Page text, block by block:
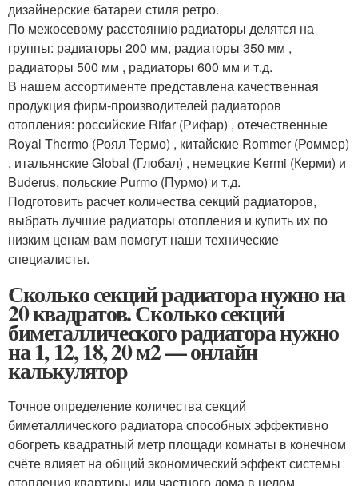
дизайнерские батареи стиля ретро.
По межосевому расстоянию радиаторы делятся на
группы: радиаторы 200 мм, радиаторы 350 мм ,
радиаторы 500 мм , радиаторы 600 мм и т.д.
В нашем ассортименте представлена качественная
продукция фирм-производителей радиаторов
отопления: российские Rifar (Рифар) , отечественные
Royal Thermo (Роял Термо) , китайские Rommer (Роммер)
, итальянские Global (Глобал) , немецкие Kermi (Керми) и
Buderus, польские Purmo (Пурмо) и т.д.
Подготовить расчет количества секций радиаторов,
выбрать лучшие радиаторы отопления и купить их по
низким ценам вам помогут наши технические
специалисты.
Сколько секций радиатора нужно на
20 квадратов. Сколько секций
биметаллического радиатора нужно
на 1, 12, 18, 20 м2 — онлайн
калькулятор
Точное определение количества секций
биметаллического радиатора способных эффективно
обогреть квадратный метр площади комнаты в конечном
счёте влияет на общий экономический эффект системы
отопления квартиры или частного дома в целом.